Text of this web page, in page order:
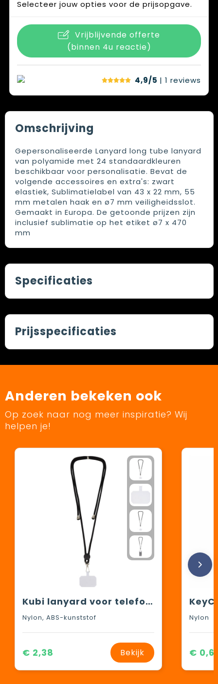
Selecteer jouw opties voor de prijsopgave.
Vrijblijvende offerte
(binnen 4u reactie)
4,9/5 | 1 reviews
Omschrijving
Gepersonaliseerde Lanyard long tube lanyard
van polyamide met 24 standaardkleuren
beschikbaar voor personalisatie. Bevat de
volgende accessoires en extra's: zwart
elastiek, Sublimatielabel van 43 x 22 mm, 55
mm metalen haak en ø7 mm veiligheidsslot.
Gemaakt in Europa. De getoonde prijzen zijn
inclusief sublimatie op het etiket ø7 x 470
mm
Specificaties
Prijsspecificaties
Anderen bekeken ook
Op zoek naar nog meer inspiratie? Wij
helpen je!
Kubi lanyard voor telefoon
Nylon, ABS-kunststof
€ 2,38 Bekijk
Nylon
€